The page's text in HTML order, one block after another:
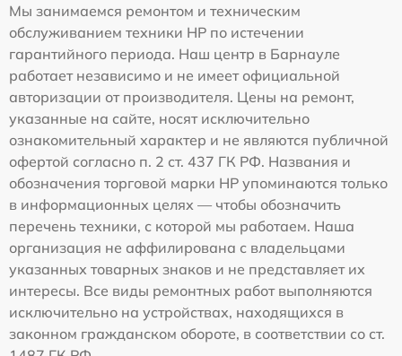
Мы занимаемся ремонтом и техническим
обслуживанием техники HP по истечении
гарантийного периода. Наш центр в Барнауле
работает независимо и не имеет официальной
авторизации от производителя. Цены на ремонт,
указанные на сайте, носят исключительно
ознакомительный характер и не являются публичной
офертой согласно п. 2 ст. 437 ГК РФ. Названия и
обозначения торговой марки HP упоминаются только
в информационных целях — чтобы обозначить
перечень техники, с которой мы работаем. Наша
организация не аффилирована с владельцами
указанных товарных знаков и не представляет их
интересы. Все виды ремонтных работ выполняются
исключительно на устройствах, находящихся в
законном гражданском обороте, в соответствии со ст.